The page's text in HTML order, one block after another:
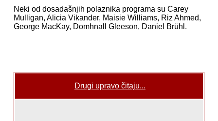
Neki od dosadašnjih polaznika programa su Carey
Mulligan, Alicia Vikander, Maisie Williams, Riz Ahmed,
George MacKay, Domhnall Gleeson, Daniel Brühl.
Drugi upravo čitaju...